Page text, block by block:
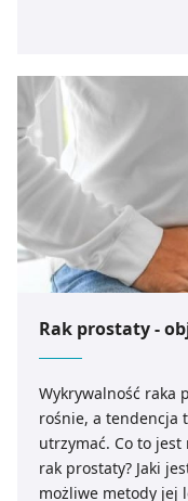
Rak prostaty -
Wykrywalność raka
rośnie, a tendencja
utrzymać. Co to jest
rak prostaty? Jaki
możliwe metody jej